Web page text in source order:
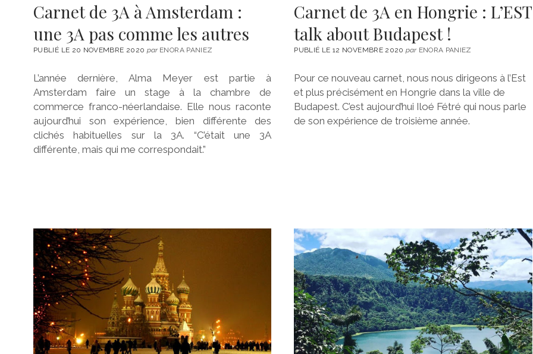
Carnet de 3A à Amsterdam :
une 3A pas comme les autres
PUBLIÉ LE 20 NOVEMBRE 2020 parENORA PANIEZ
L’année dernière, Alma Meyer est partie à
Amsterdam faire un stage à la chambre de
commerce franco-néerlandaise. Elle nous raconte
aujourd’hui son expérience, bien différente des
clichés habituelles sur la 3A. “C’était une 3A
différente, mais qui me correspondait.”
Carnet de 3A en Hongrie : L’EST
talk about Budapest !
PUBLIÉ LE 12 NOVEMBRE 2020parENORA PANIEZ
Pour ce nouveau carnet, nous nous dirigeons à l’Est
et plus précisément en Hongrie dans la ville de
Budapest. C’est aujourd’hui Iloé Fétré qui nous parle
de son expérience de troisième année.